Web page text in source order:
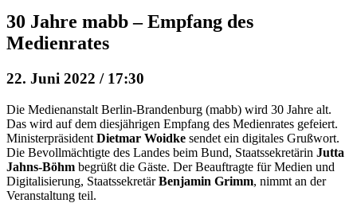
30 Jahre mabb – Empfang des
Medienrates
22. Juni 2022 / 17:30
Die Medienanstalt Berlin-Brandenburg (mabb) wird 30 Jahre alt.
Das wird auf dem diesjährigen Empfang des Medienrates gefeiert.
Ministerpräsident Dietmar Woidke sendet ein digitales Grußwort.
Die Bevollmächtigte des Landes beim Bund, Staatssekretärin Jutta
Jahns-Böhm begrüßt die Gäste. Der Beauftragte für Medien und
Digitalisierung, StaatssekretärBenjamin Grimm, nimmt an der
Veranstaltung teil.